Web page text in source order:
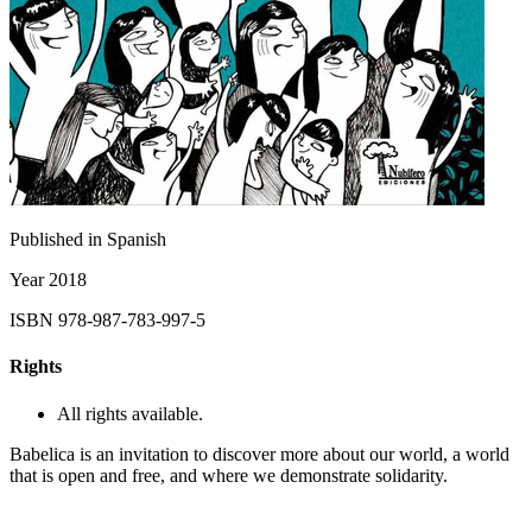
Published in Spanish
Year2018
ISBN 978-987-783-997-5
Rights
All rights available.
Babelica is an invitation to discover more about our world, a world
that is open and free, and where we demonstrate solidarity.